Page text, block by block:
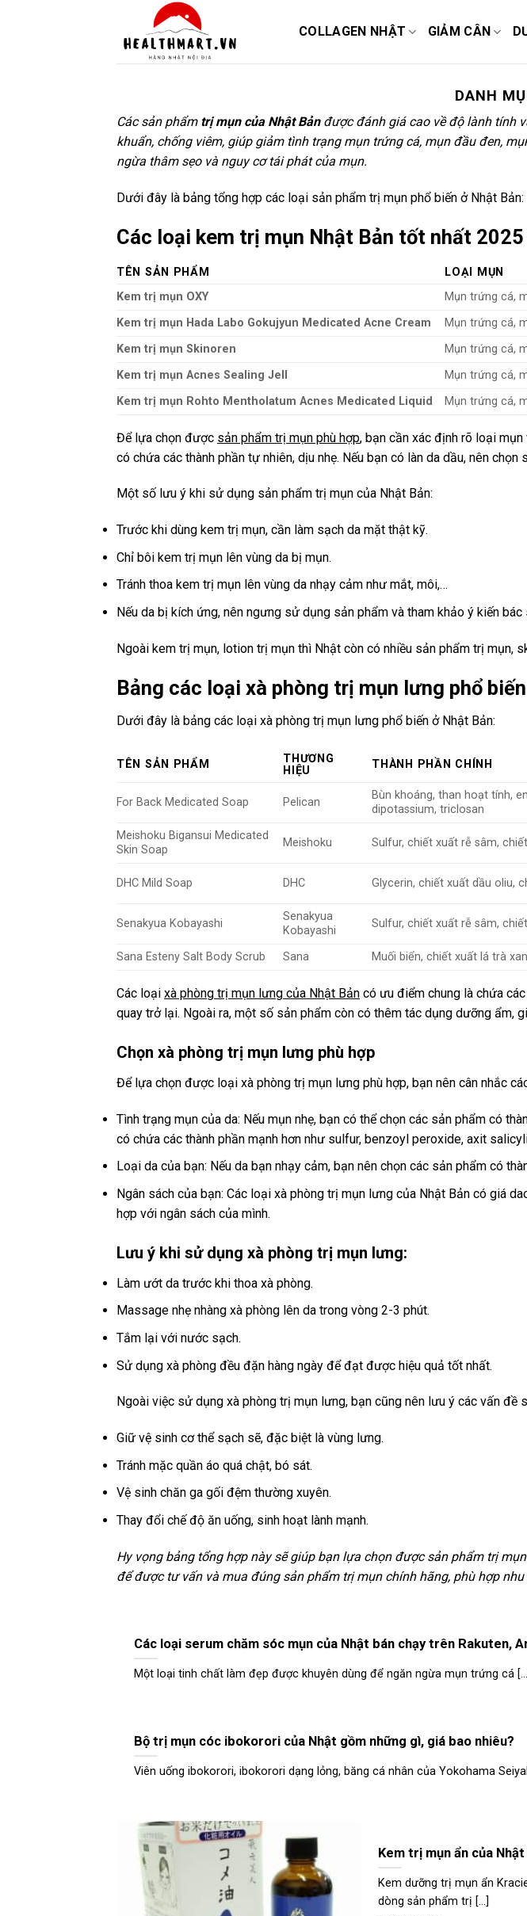
COLLAGEN NHẬT GIẢM CÂN
DANH
Các sản phẩm trị mụn của Nhật Bảnđược đánh giá cao về độ lành tính
khuẩn, chống viêm, giúp giảm tình trạng mụn trứng cá, mụn đầu đen,
ngừa thâm sẹo và nguy cơ tái phát của mụn.
Dưới đây là bảng tổng hợp các loại sản phẩm trị mụn phổ biến ở Nhật Bản:
Các loại kem trị mụn Nhật Bản tốt nhất
TÊN SẢN PHẨM LOẠI MỤN
Kem trị mụn OXY
Mụn trứng cá,
Kem trị mụn Hada Labo Gokujyun Medicated Acne Cream
Mụn trứng cá,
Kem trị mụn Skinoren
Mụn trứng cá,
Kem trị mụn Acnes Sealing Jell
Mụn trứng cá,
Kem trị mụn Rohto Mentholatum Acnes Medicated Liquid
Mụn trứng cá,
Để lựa chọn được sản phẩm trị mụn phù hợp, bạn cần xác định rõ loại
có chứa các thành phần tự nhiên, dịu nhẹ. Nếu bạn có làn da dầu, nên
Một số lưu ý khi sử dụng sản phẩm trị mụn của Nhật Bản:
Trước khi dùng kem trị mụn, cần làm sạch da mặt thật kỹ.
Chỉ bôi kem trị mụn lên vùng da bị mụn.
Tránh thoa kem trị mụn lên vùng da nhạy cảm như mắt, môi,…
Nếu da bị kích ứng, nên ngưng sử dụng sản phẩm và tham khảo ý kiến bác
Ngoài kem trị mụn, lotion trị mụn thì Nhật còn có nhiều sản phẩm trị mụn,
Bảng các loại xà phòng trị mụn lưng phổ
Dưới đây là bảng các loại xà phòng trị mụn lưng phổ biến ở Nhật Bản:
TÊN SẢN PHẨM
THƯƠNG
HIỆU
THÀNH PHẦN CHÍNH
For Back Medicated Soap Pelican
Bùn khoáng, than hoạt tính,
dipotassium, triclosan
Meishoku Bigansui Medicated
Skin Soap
Meishoku Sulfur, chiết xuất rễ sâm,
DHC Mild Soap DHC Glycerin, chiết xuất dầu oliu,
Senakyua Kobayashi
Senakyua
Kobayashi
Sulfur, chiết xuất rễ sâm,
Sana Esteny Salt Body Scrub
Sana Muối biển, chiết xuất lá trà
Các loại xà phòng trị mụn lưng của Nhật Bản có ưu điểm chung là chứa
quay trở lại. Ngoài ra, một số sản phẩm còn có thêm tác dụng dưỡng ẩm,
Chọn xà phòng trị mụn lưng phù hợp
Để lựa chọn được loại xà phòng trị mụn lưng phù hợp, bạn nên cân nhắc
Tình trạng mụn của da: Nếu mụn nhẹ, bạn có thể chọn các sản phẩm có
có chứa các thành phần mạnh hơn như sulfur, benzoyl peroxide, axit
Loại da của bạn: Nếu da bạn nhạy cảm, bạn nên chọn các sản phẩm có
Ngân sách của bạn: Các loại xà phòng trị mụn lưng của Nhật Bản có giá
hợp với ngân sách của mình.
Lưu ý khi sử dụng xà phòng trị mụn lưng:
Làm ướt da trước khi thoa xà phòng.
Massage nhẹ nhàng xà phòng lên da trong vòng 2-3 phút.
Tắm lại với nước sạch.
Sử dụng xà phòng đều đặn hàng ngày để đạt được hiệu quả tốt nhất.
Ngoài việc sử dụng xà phòng trị mụn lưng, bạn cũng nên lưu ý các vấn đề
Giữ vệ sinh cơ thể sạch sẽ, đặc biệt là vùng lưng.
Tránh mặc quần áo quá chật, bó sát.
Vệ sinh chăn ga gối đệm thường xuyên.
Thay đổi chế độ ăn uống, sinh hoạt lành mạnh.
Hy vọng bảng tổng hợp này sẽ giúp bạn lựa chọn được sản phẩm trị
để được tư vấn và mua đúng sản phẩm trị mụn chính hãng, phù hợp
Các loại serum chăm sóc mụn của Nhật bán chạy trên Rakuten,
Một loại tinh chất làm đẹp được khuyên dùng để ngăn ngừa mụn trứng cá [...]
Bộ trị mụn cóc ibokorori của Nhật gồm những gì, giá bao nhiêu?
Viên uống ibokorori, ibokorori dạng lỏng, băng cá nhân của Yokohama
Kem trị mụn ẩn của
Kem dưỡng trị mụn ẩn
dòng sản phẩm trị [...]